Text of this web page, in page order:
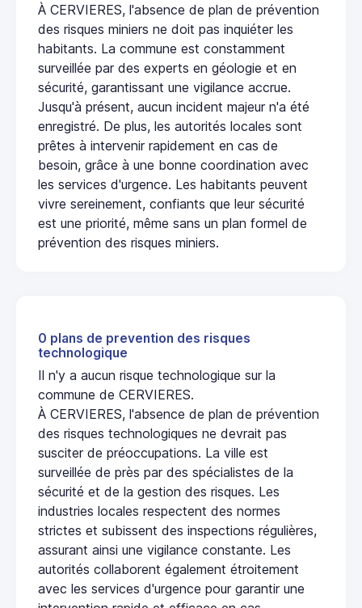
À CERVIERES, l'absence de plan de prévention
des risques miniers ne doit pas inquiéter les
habitants. La commune est constamment
surveillée par des experts en géologie et en
sécurité, garantissant une vigilance accrue.
Jusqu'à présent, aucun incident majeur n'a été
enregistré. De plus, les autorités locales sont
prêtes à intervenir rapidement en cas de
besoin, grâce à une bonne coordination avec
les services d'urgence. Les habitants peuvent
vivre sereinement, confiants que leur sécurité
est une priorité, même sans un plan formel de
prévention des risques miniers.
0 plans de prevention des risques
technologique
Il n'y a aucun risque technologique sur la
commune de CERVIERES.
À CERVIERES, l'absence de plan de prévention
des risques technologiques ne devrait pas
susciter de préoccupations. La ville est
surveillée de près par des spécialistes de la
sécurité et de la gestion des risques. Les
industries locales respectent des normes
strictes et subissent des inspections régulières,
assurant ainsi une vigilance constante. Les
autorités collaborent également étroitement
avec les services d'urgence pour garantir une